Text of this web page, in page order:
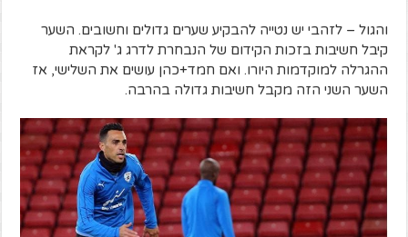
והגול – לזהבי יש נטייה להבקיע שערים גדולים וחשובים. השער
קיבל חשיבות בזכות הקידום של הנבחרת לדרג ג' לקראת
ההגרלה למוקדמות היורו. ואם חמד+כהן עושים את השלישי, אז
השער השני הזה מקבל חשיבות גדולה בהרבה.